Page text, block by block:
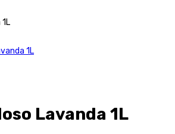
1L
Lavanda 1L